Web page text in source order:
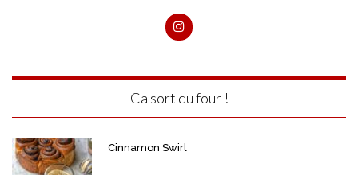
Ca sort du four !
Cinnamon Swirl